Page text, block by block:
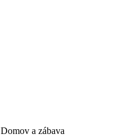
Domov a zábava